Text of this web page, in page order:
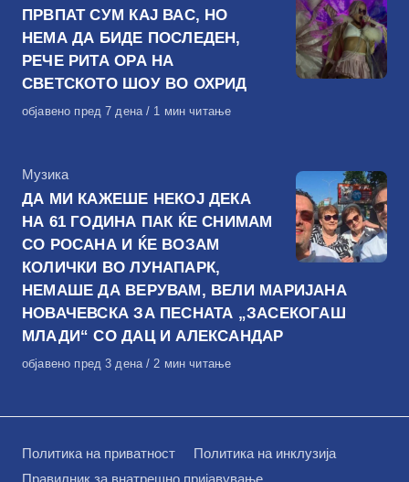
ПРВПАТ СУМ КАЈ ВАС, НО
НЕМА ДА БИДЕ ПОСЛЕДЕН,
РЕЧЕ РИТА ОРА НА
СВЕТСКОТО ШОУ ВО ОХРИД
Објавено
објавено пред 7 дена 1 мин читање
КАтегорија
Музика
ДА МИ КАЖЕШЕ НЕКОЈ ДЕКА
НА 61 ГОДИНА ПАК ЌЕ СНИМАМ
СО РОСАНА И ЌЕ ВОЗАМ
КОЛИЧКИ ВО ЛУНАПАРК,
НЕМАШЕ ДА ВЕРУВАМ, ВЕЛИ МАРИЈАНА
НОВАЧЕВСКА ЗА ПЕСНАТА „ЗАСЕКОГАШ
МЛАДИ“ СО ДАЦ И АЛЕКСАНДАР
Објавено
објавено пред 3 дена 2 мин читање
Политика на приватност
Политика на инклузија